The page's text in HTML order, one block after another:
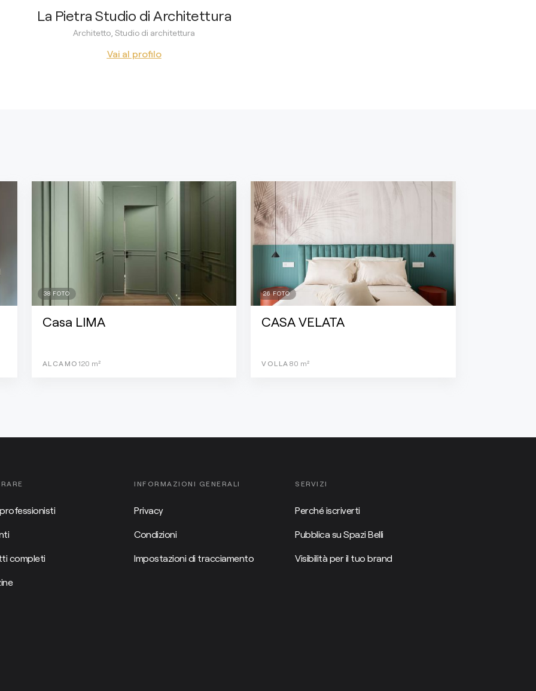
La Pietra Studio di Architettura
Architetto, Studio di architettura
Vai al profilo
38 FOTO
Casa LIMA
ALCAMO 120 m²
26FOTO
CASA VELATA
VOLLA 80 m²
completi
INFORMAZIONI GENERALI
Privacy
Condizioni
Impostazioni di tracciamento
SERVIZI
Perché iscriverti
Pubblica su Spazi Belli
Visibilità per il tuo brand